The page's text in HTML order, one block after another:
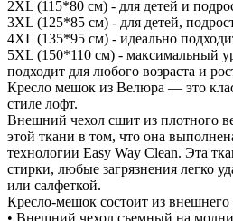
2XL (115*80 см) - для детей и
3XL (125*85 см) - для детей,
4XL (135*95 см) - идеально
5XL (150*110 см) - максимальный
подходит для любого возраста и
Кресло мешок из Велюра — это
стиле лофт.
Внешний чехол сшит из плотного
этой ткани в том, что она
технологии Easy Way Clean. Эта
стирки, любые загрязнения легко
или салфеткой.
Кресло-мешок состоит из внешнего
• Внешний чехол съемный на